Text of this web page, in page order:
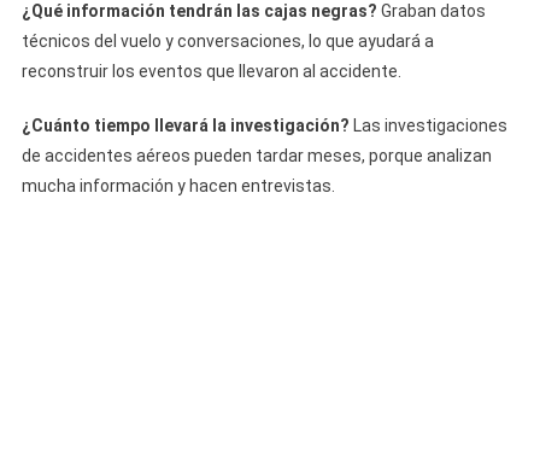
¿Qué información tendrán las cajas negras? Graban datos
técnicos del vuelo y conversaciones, lo que ayudará a
reconstruir los eventos que llevaron al accidente.
¿Cuánto tiempo llevará la investigación? Las investigaciones
de accidentes aéreos pueden tardar meses, porque analizan
mucha información y hacen entrevistas.